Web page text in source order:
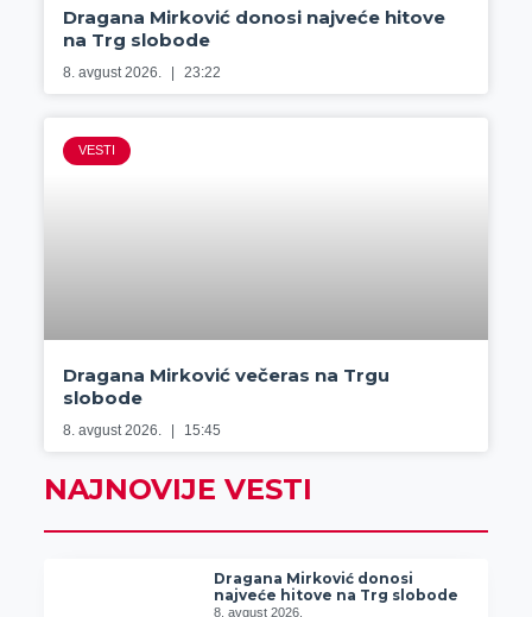
Dragana Mirković donosi najveće hitove
na Trg slobode
8. avgust 2026. 23:22
VESTI
Dragana Mirković večeras na Trgu
slobode
8. avgust 2026. 15:45
NAJNOVIJE VESTI
Dragana Mirković donosi
najveće hitove na Trg slobode
8. avgust 2026.